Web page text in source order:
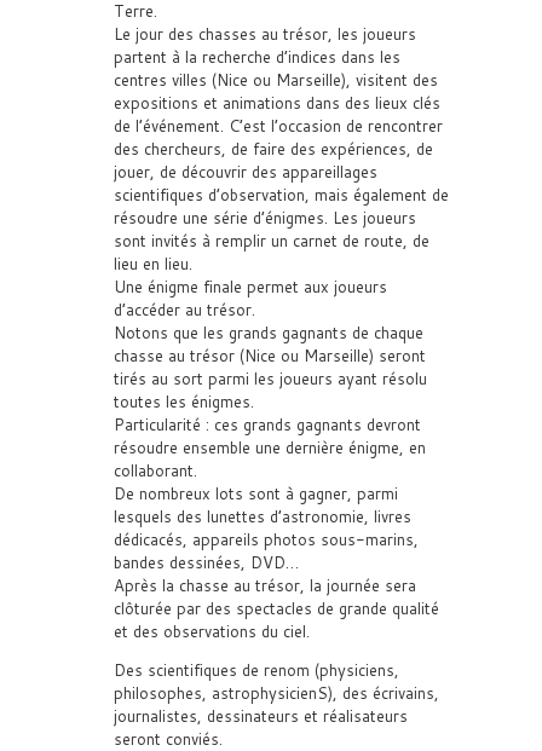
Terre.
Le jour des chasses au trésor, les joueurs
partent à la recherche d’indices dans les
centres villes (Nice ou Marseille), visitent des
expositions et animations dans des lieux clés
de l’événement. C’est l’occasion de rencontrer
des chercheurs, de faire des expériences, de
jouer, de découvrir des appareillages
scientifiques d’observation, mais également de
résoudre une série d’énigmes. Les joueurs
sont invités à remplir un carnet de route, de
lieu en lieu.
Une énigme finale permet aux joueurs
d’accéder au trésor.
Notons que les grands gagnants de chaque
chasse au trésor (Nice ou Marseille) seront
tirés au sort parmi les joueurs ayant résolu
toutes les énigmes.
Particularité : ces grands gagnants devront
résoudre ensemble une dernière énigme, en
collaborant.
De nombreux lots sont à gagner, parmi
lesquels des lunettes d’astronomie, livres
dédicacés, appareils photos sous-marins,
bandes dessinées, DVD…
Après la chasse au trésor, la journée sera
clôturée par des spectacles de grande qualité
et des observations du ciel.
Des scientifiques de renom (physiciens,
philosophes, astrophysicienS), des écrivains,
journalistes, dessinateurs et réalisateurs
seront conviés.